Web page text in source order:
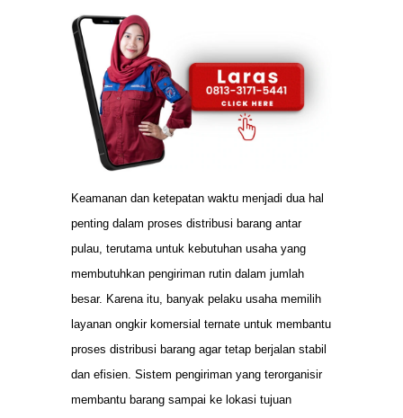
Keamanan dan ketepatan waktu menjadi dua hal
penting dalam proses distribusi barang antar
pulau, terutama untuk kebutuhan usaha yang
membutuhkan pengiriman rutin dalam jumlah
besar. Karena itu, banyak pelaku usaha memilih
layanan ongkir komersial ternate untuk membantu
proses distribusi barang agar tetap berjalan stabil
dan efisien. Sistem pengiriman yang terorganisir
membantu barang sampai ke lokasi tujuan